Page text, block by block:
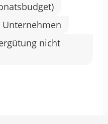
nicht